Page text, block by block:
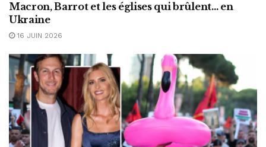
Macron, Barrot et les églises qui brûlent… en
Ukraine
16 JUIN 2026